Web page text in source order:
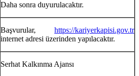
Daha sonra duyurulacaktır.
Başvurular, https://kariyerkapisi.gov.tr
internet adresi üzerinden yapılacaktır.
Serhat Kalkınma Ajansı